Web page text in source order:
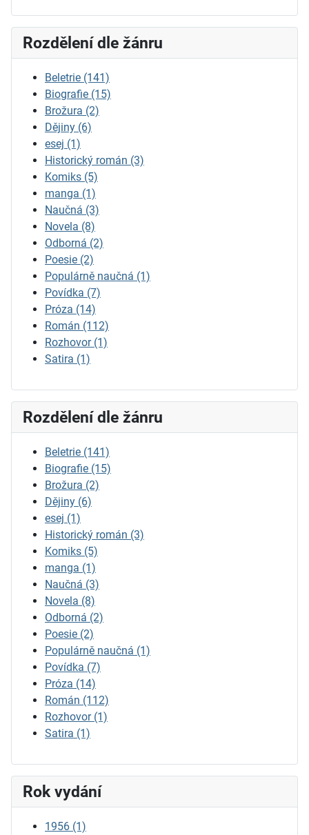
Rozdělení dle žánru
Beletrie (141)
Biografie (15)
Brožura (2)
Dějiny (6)
esej (1)
Historický román (3)
Komiks (5)
manga (1)
Naučná (3)
Novela (8)
Odborná (2)
Poesie (2)
Populárně naučná (1)
Povídka (7)
Próza (14)
Román (112)
Rozhovor (1)
Satira (1)
Rozdělení dle žánru
Beletrie (141)
Biografie (15)
Brožura (2)
Dějiny (6)
esej (1)
Historický román (3)
Komiks (5)
manga (1)
Naučná (3)
Novela (8)
Odborná (2)
Poesie (2)
Populárně naučná (1)
Povídka (7)
Próza (14)
Román (112)
Rozhovor (1)
Satira (1)
Rok vydání
1956 (1)